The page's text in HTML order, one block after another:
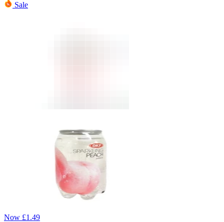
Sale
Now £1.49